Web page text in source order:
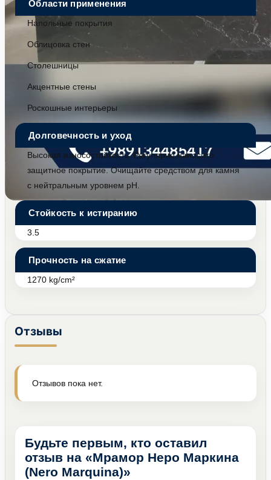
Области применения
Напольные покрытия
Облицовка стен
Столешницы
Акцентные стены
Роскошные интерьеры
Долговечность и уход
Высокая износостойкость. Регулярно наносите
защитное покрытие. Очищайте средством для камня
с нейтральным уровнем pH.
Стойкость к истиранию
3.5
Прочность на сжатие
1270 kg/cm²
Отзывы
Отзывов пока нет.
Будьте первым, кто оставил
отзыв на «Мрамор Неро Маркина
(Nero Marquina)»